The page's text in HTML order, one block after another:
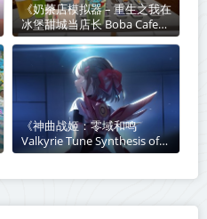
《奶茶店模拟器 – 重生之我在
冰堡甜城当店长 Boba Cafe
Simulator》v1.034-免安装中
文版丨中文版网盘下载
《神曲战姬：零域和鸣
Valkyrie Tune Synthesis of
Souls》Build.23850624-免安